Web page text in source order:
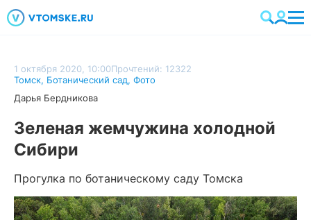
1 октября 2020, 10:00Прочтений: 12322
Томск, Ботанический сад, Фото
Дарья Бердникова
Зеленая жемчужина холодной
Сибири
Прогулка по ботаническому саду Томска